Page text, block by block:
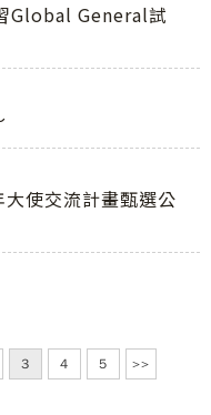
Global General試
大使交流計畫甄選公
3 4 5 >>